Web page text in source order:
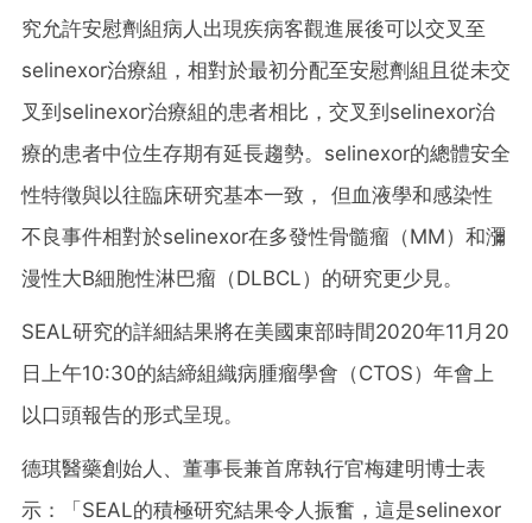
究允許安慰劑組病人出現疾病客觀進展後可以交叉至
selinexor治療組，相對於最初分配至安慰劑組且從未交
叉到selinexor治療組的患者相比，交叉到selinexor治
療的患者中位生存期有延長趨勢。selinexor的總體安全
性特徵與以往臨床研究基本一致， 但血液學和感染性
不良事件相對於selinexor在多發性骨髓瘤（MM）和瀰
漫性大B細胞性淋巴瘤（DLBCL）的研究更少見。
SEAL研究的詳細結果將在美國東部時間2020年11月20
日上午10:30的結締組織病腫瘤學會（CTOS）年會上
以口頭報告的形式呈現。
德琪醫藥創始人、董事長兼首席執行官梅建明博士表
示：「SEAL的積極研究結果令人振奮，這是selinexor